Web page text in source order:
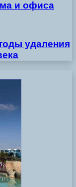
и офиса
удаления